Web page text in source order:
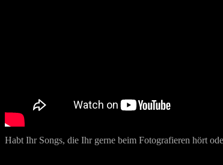
Habt Ihr Songs, die Ihr gerne beim Fotografieren hört